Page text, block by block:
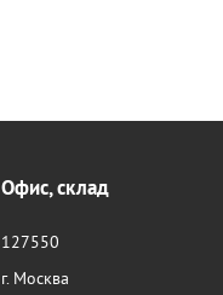
Офис, склад
127550
г. Москва